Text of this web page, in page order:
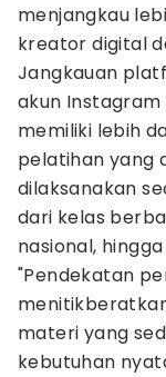
menjangkau
kreator digital
Jangkauan
akun Instagram
memiliki lebih
pelatihan yang
dilaksanakan
dari kelas
nasional,
"Pendekatan
materi yang
kebutuhan